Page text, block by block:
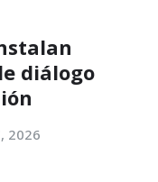
diálogo
2026